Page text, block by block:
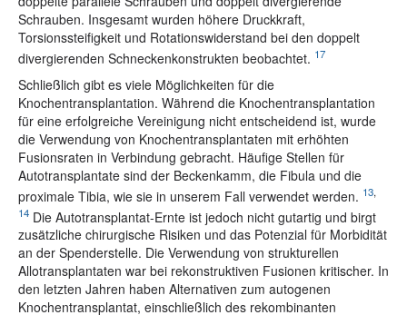
Schrauben. Insgesamt wurden höhere Druckkraft,
Torsionssteifigkeit und Rotationswiderstand bei den doppelt
divergierenden Schneckenkonstrukten beobachtet. 17
Schließlich gibt es viele Möglichkeiten für die
Knochentransplantation. Während die Knochentransplantation
für eine erfolgreiche Vereinigung nicht entscheidend ist, wurde
die Verwendung von Knochentransplantaten mit erhöhten
Fusionsraten in Verbindung gebracht. Häufige Stellen für
Autotransplantate sind der Beckenkamm, die Fibula und die
proximale Tibia, wie sie in unserem Fall verwendet werden. 13,
14 Die Autotransplantat-Ernte ist jedoch nicht gutartig und birgt
zusätzliche chirurgische Risiken und das Potenzial für Morbidität
an der Spenderstelle. Die Verwendung von strukturellen
Allotransplantaten war bei rekonstruktiven Fusionen kritischer. In
den letzten Jahren haben Alternativen zum autogenen
Knochentransplantat, einschließlich des rekombinanten